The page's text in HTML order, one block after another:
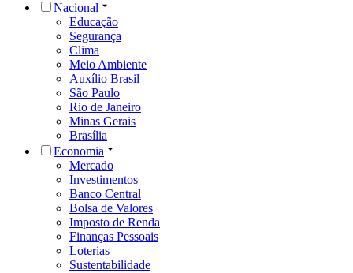
Nacional
Educação
Segurança
Clima
Meio Ambiente
Auxílio Brasil
São Paulo
Rio de Janeiro
Minas Gerais
Brasília
Economia
Mercado
Investimentos
Banco Central
Bolsa de Valores
Imposto de Renda
Finanças Pessoais
Loterias
Sustentabilidade